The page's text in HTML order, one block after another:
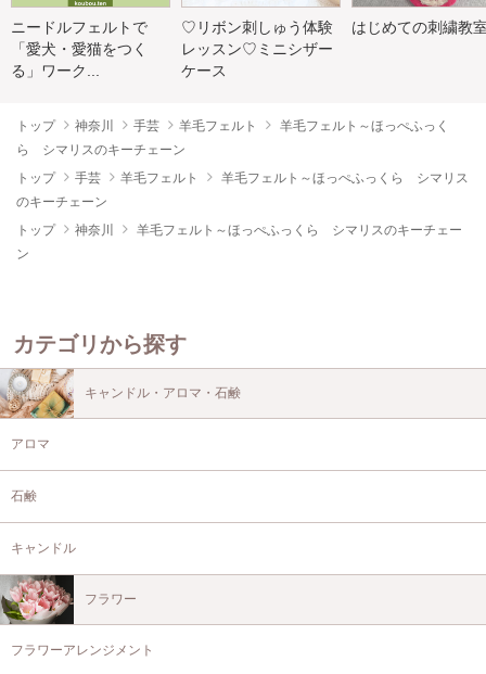
ニードルフェルトで
「愛犬・愛猫をつく
る」ワーク...
♡リボン刺しゅう体験
レッスン♡ミニシザー
ケース
はじめての刺繍教
トップ 神奈川 手芸 羊毛フェルト
羊毛フェルト～ほっぺふっく
ら シマリスのキーチェーン
トップ
手芸 羊毛フェルト
羊毛フェルト～ほっぺふっくら シマリス
のキーチェーン
トップ
神奈川
羊毛フェルト～ほっぺふっくら シマリスのキーチェー
ン
カテゴリから探す
キャンドル・アロマ・石鹸
アロマ
石鹸
キャンドル
フラワー
フラワーアレンジメント